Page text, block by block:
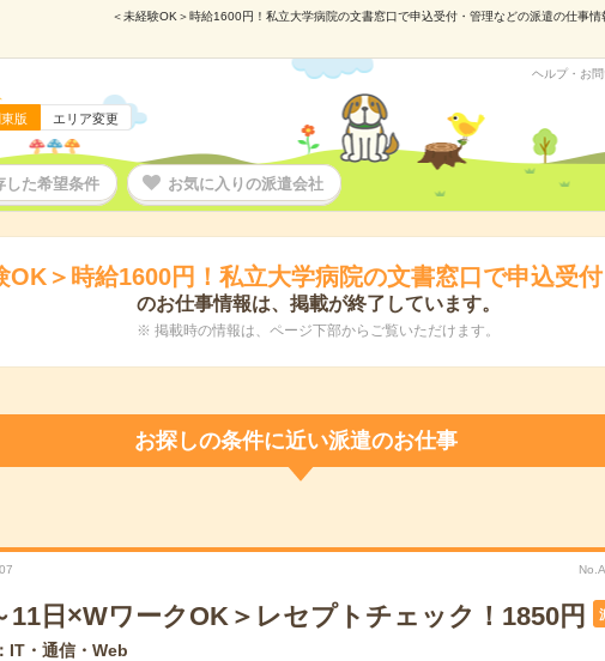
＜未経験OK＞時給1600円！私立大学病院の文書窓口で申込受付・管理などの派遣の仕事
版 エリア変更
ヘルプ・お
した希望条件 お気に入りの派遣会社
OK＞時給1600円！私立大学病院の文書窓口で申込受
のお仕事情報は、掲載が終了しています。
※ 掲載時の情報は、ページ下部からご覧いただけます。
お探しの条件に近い派遣のお仕事
11日×WワークOK＞レセプトチェック！1850円
IT・通信・Web